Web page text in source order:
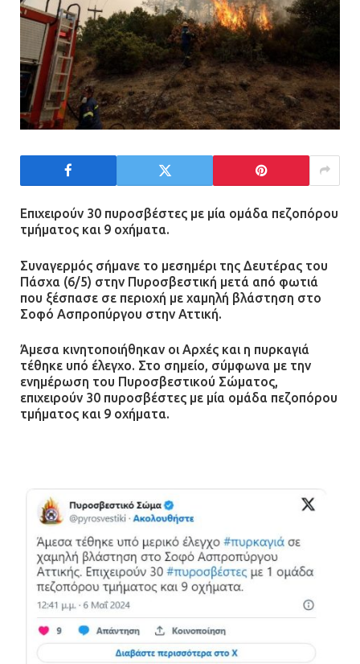
13.07.2026 | 21:21
Τηλεφωνικές απάτες με λεία
130.000 ευρώ στην Αττική
13.07.2026 | 20:44
Ασπρόπυργος: Πέθανε ένας από
τους σοβαρά εγκαυματίες της
μεγάλης έκρηξης στο εργοστάσιο
12.07.2026 | 15:07
Άργος: Στη φυλακή οι δύο
αστυνομικοί για τους
πυροβολισμούς κατά του 20χρονου
11.07.2026 | 22:59
Ένα πουλί «υπεύθυνο» για την
πρωινή διακοπή ρεύματος στη
Φωτιά σε επιχείρηση στον
Ασπρόπυργο – Ήχησε το 112
09.07.2026 | 09:19
Δίωξη για απόπειρα
ανθρωποκτονίας στους δύο
αστυνομικούς
Επιχειρούν 30 πυροσβέστες με μία ομάδα πεζοπόρου
τμήματος και 9 οχήματα.
Συναγερμός σήμανε το μεσημέρι της Δευτέρας του
Πάσχα (6/5) στην Πυροσβεστική μετά από φωτιά
που ξέσπασε σε περιοχή με χαμηλή βλάστηση στο
Σοφό Ασπροπύργου στην Αττική.
Άμεσα κινητοποιήθηκαν οι Αρχές και η πυρκαγιά
τέθηκε υπό έλεγχο. Στο σημείο, σύμφωνα με την
ενημέρωση του Πυροσβεστικού Σώματος,
επιχειρούν 30 πυροσβέστες με μία ομάδα πεζοπόρου
τμήματος και 9 οχήματα.